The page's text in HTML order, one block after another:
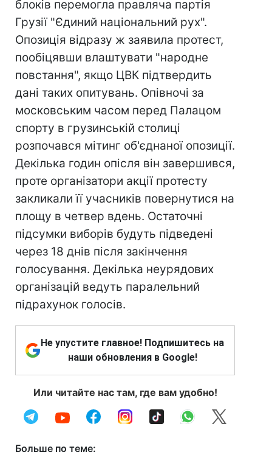
блоків перемогла правляча партія
Грузії "Єдиний національний рух".
Опозиція відразу ж заявила протест,
пообіцявши влаштувати "народне
повстання", якщо ЦВК підтвердить
дані таких опитувань. Опівночі за
московським часом перед Палацом
спорту в грузинській столиці
розпочався мітинг об'єднаної опозиції.
Декілька годин опісля він завершився,
проте організатори акції протесту
закликали її учасників повернутися на
площу в четвер вдень. Остаточні
підсумки виборів будуть підведені
через 18 днів після закінчення
голосування. Декілька неурядових
організацій ведуть паралельний
підрахунок голосів.
Не упустите главное! Подпишитесь на
наши обновления в Google!
Или читайте нас там, где вам удобно!
Больше по теме: